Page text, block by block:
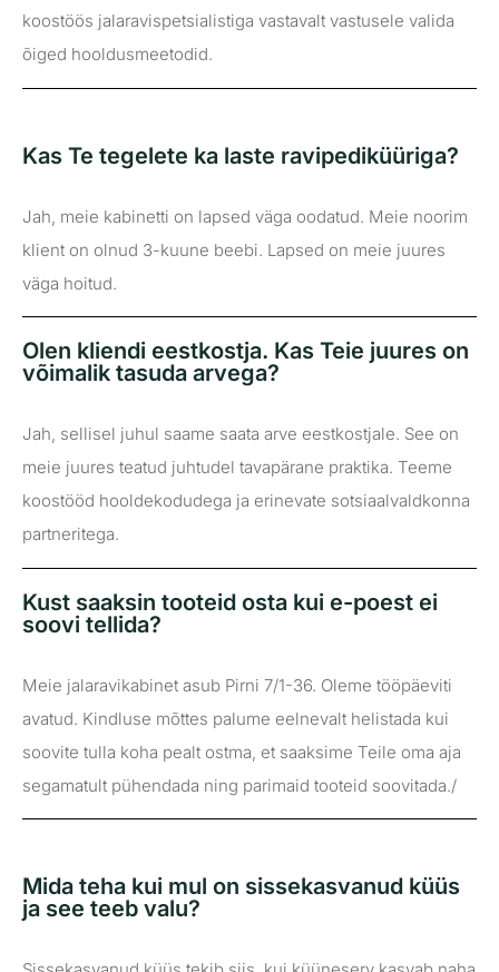
koostöös jalaravispetsialistiga vastavalt vastusele valida
õiged hooldusmeetodid.
Kas Te tegelete ka laste ravipediküüriga?
Jah, meie kabinetti on lapsed väga oodatud. Meie noorim
klient on olnud 3-kuune beebi. Lapsed on meie juures
väga hoitud.
Olen kliendi eestkostja. Kas Teie juures on
võimalik tasuda arvega?
Jah, sellisel juhul saame saata arve eestkostjale. See on
meie juures teatud juhtudel tavapärane praktika. Teeme
koostööd hooldekodudega ja erinevate sotsiaalvaldkonna
partneritega.
Kust saaksin tooteid osta kui e-poest ei
soovi tellida?
Meie jalaravikabinet asub Pirni 7/1-36. Oleme tööpäeviti
avatud. Kindluse mõttes palume eelnevalt helistada kui
soovite tulla koha pealt ostma, et saaksime Teile oma aja
segamatult pühendada ning parimaid tooteid soovitada./
Mida teha kui mul on sissekasvanud küüs
ja see teeb valu?